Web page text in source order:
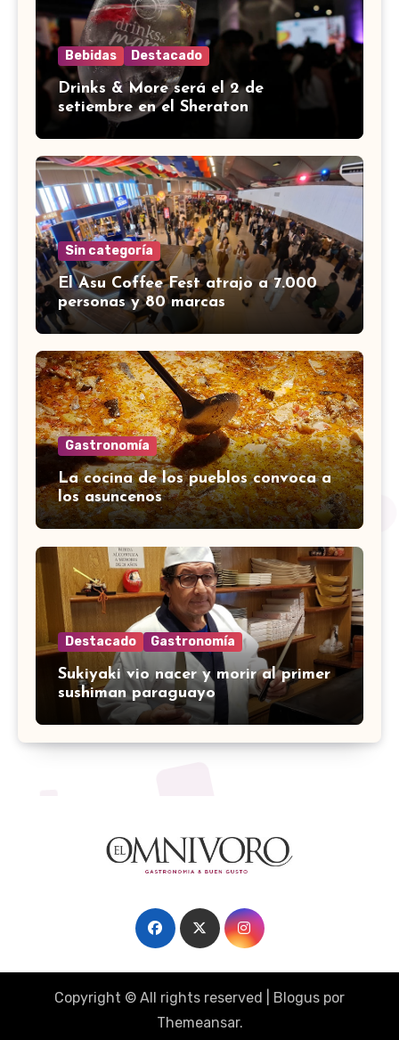
Bebidas Destacado
Drinks & More será el 2 de
setiembre en el Sheraton
Sin categoría
El Asu Coffee Fest atrajo a 7.000
personas y 80 marcas
Gastronomía
La cocina de los pueblos convoca a
los asuncenos
Destacado Gastronomía
Sukiyaki vio nacer y morir al primer
sushiman paraguayo
Copyright © All rights reserved Blogus por
Themeansar.